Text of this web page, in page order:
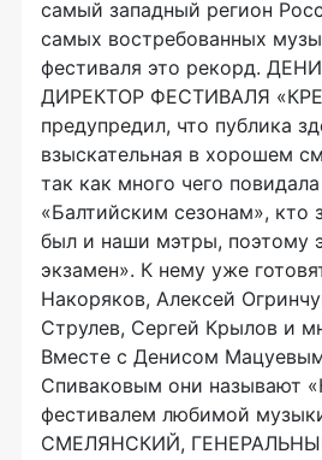
самый западный регион
самых востребованных
фестиваля это рекорд.
ДИРЕКТОР ФЕСТИВАЛЯ
предупредил, что публика
взыскательная в хорошем
так как много чего
«Балтийским сезонам», кто
был и наши мэтры, поэтому
экзамен». К нему уже
Накоряков, Алексей
Струлев, Сергей Крылов и
Вместе с Денисом
Спиваковым они называют
фестивалем любимой
СМЕЛЯНСКИЙ,